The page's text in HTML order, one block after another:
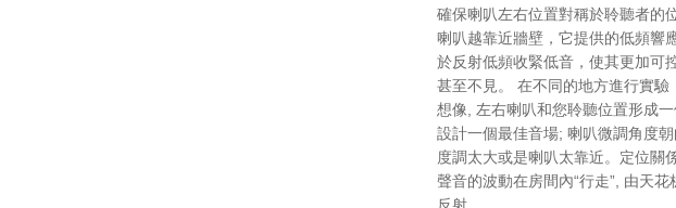
確保喇叭左右位置對稱於聆聽者的
喇叭越靠近牆壁，它提供的低頻響
於反射低頻收緊低音，使其更加可
甚至不見。 在不同的地方進行實驗
想像, 左右喇叭和您聆聽位置形成
設計一個最佳音場; 喇叭微調角度
度調太大或是喇叭太靠近。定位關
聲音的波動在房間內“行走”, 由天